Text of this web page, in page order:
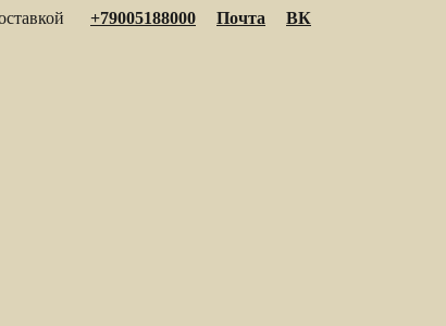
+79005188000 Почта
ВК